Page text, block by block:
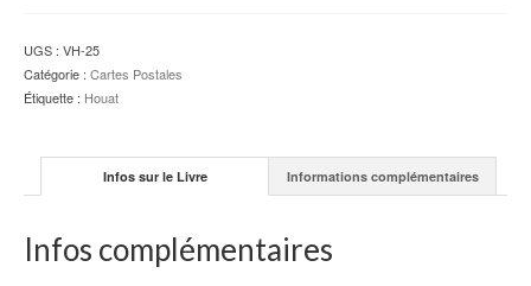
Village
1972
-
J.Y.
UGS : VH-25
Catégorie : Cartes Postales
Étiquette : Houat
Infos sur le Livre Informations complémentaires
Infos complémentaires